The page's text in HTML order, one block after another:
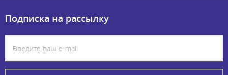
Подписка на рассылку